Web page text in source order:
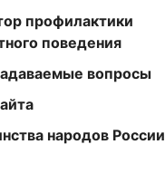
профилактики
поведения
вопросы
народов России